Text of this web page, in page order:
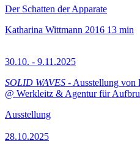
Der Schatten der Apparate
Katharina Wittmann 2016 13 min
30.10. - 9.11.2025
SOLID WAVES - Ausstellung von
@ Werkleitz & Agentur für
Ausstellung
28.10.2025